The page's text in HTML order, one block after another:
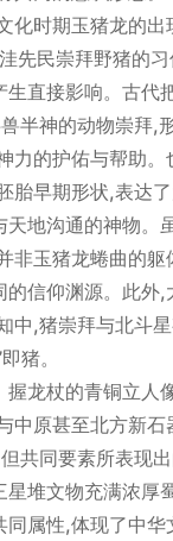
时期玉猪龙的出
先民崇拜野猪的
直接影响。古代
半神的动物崇拜,
力的护佑与帮助
胎早期形状,表达
天地沟通的神物。
非玉猪龙蜷曲的躯
的信仰渊源。此外,
中,猪崇拜与北斗
猪。
龙杖的青铜立人
中原甚至北方新石
共同要素所表现
星堆文物充满浓厚
同属性,体现了中华